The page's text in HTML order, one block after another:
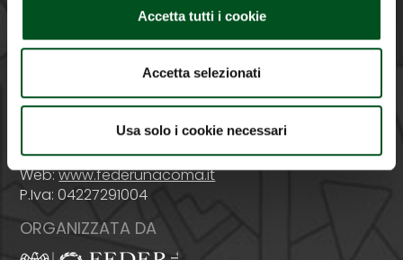
Accetta tutti i cookie
Accetta selezionati
Usa solo i cookie necessari
Italia - 00159 Roma - Via Venafro, 5
Tel: +39 06432981 - Fax: +39 064076370
E-mail:info@federunacoma.it
Web:www.federunacoma.it
P.Iva: 04227291004
ORGANIZZATA DA